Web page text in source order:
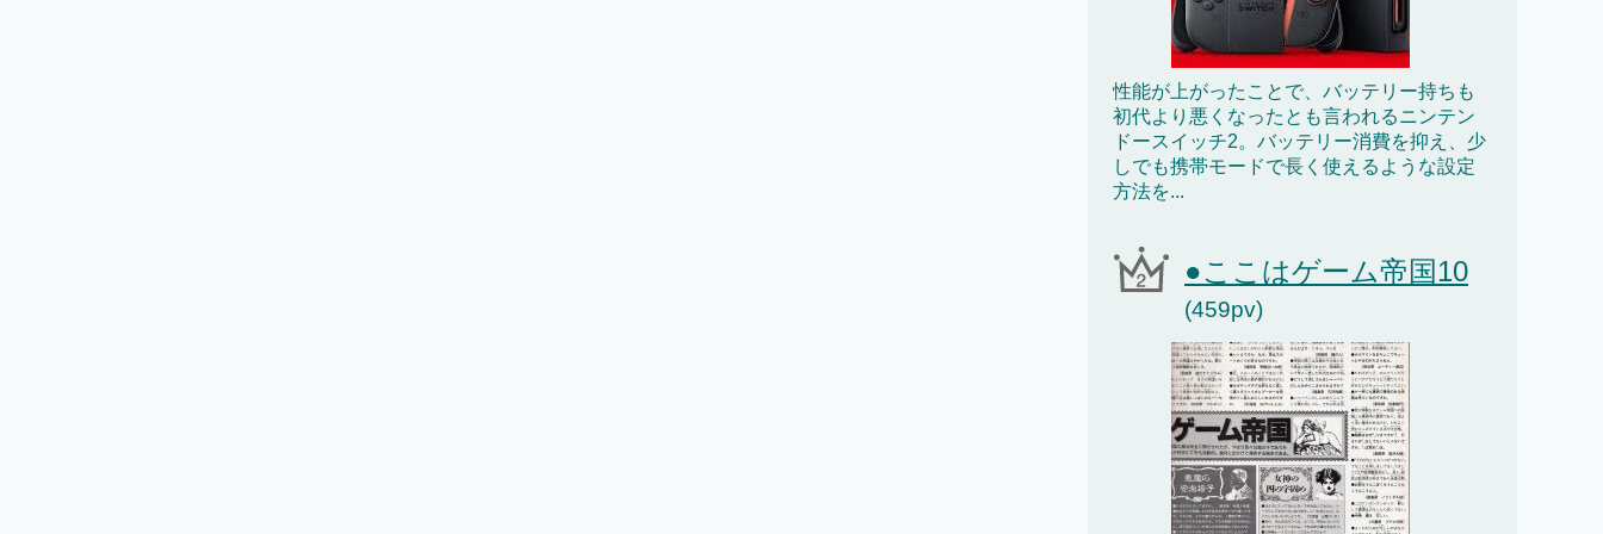
性能が上がったことで、バッテリー持ちも
初代より悪くなったとも言われるニンテン
ドースイッチ2。バッテリー消費を抑え、少
しでも携帯モードで長く使えるような設定
方法を...
●ここはゲーム帝国10
(459pv)